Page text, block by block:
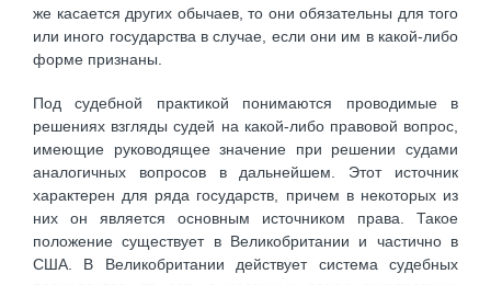
же касается других обычаев, то они обязательны для того
или иного государства в случае, если они им в какой-либо
форме признаны.
Под судебной практикой понимаются проводимые в
решениях взгляды судей на какой-либо правовой вопрос,
имеющие руководящее значение при решении судами
аналогичных вопросов в дальнейшем. Этот источник
характерен для ряда государств, причем в некоторых из
них он является основным источником права. Такое
положение существует в Великобритании и частично в
США. В Великобритании действует система судебных